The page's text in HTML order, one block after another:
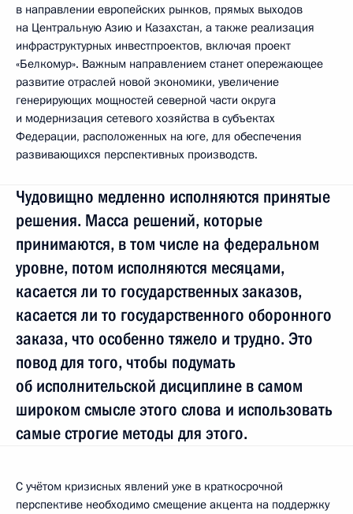
в направлении европейских рынков, прямых выходов
на Центральную Азию и Казахстан, а также реализация
инфраструктурных инвестпроектов, включая проект
«Белкомур». Важным направлением станет опережающее
развитие отраслей новой экономики, увеличение
генерирующих мощностей северной части округа
и модернизация сетевого хозяйства в субъектах
Федерации, расположенных на юге, для обеспечения
развивающихся перспективных производств.
Чудовищно медленно исполняются принятые
решения. Масса решений, которые
принимаются, в том числе на федеральном
уровне, потом исполняются месяцами,
касается ли то государственных заказов,
касается ли то государственного оборонного
заказа, что особенно тяжело и трудно. Это
повод для того, чтобы подумать
об исполнительской дисциплине в самом
широком смысле этого слова и использовать
самые строгие методы для этого.
С учётом кризисных явлений уже в краткосрочной
перспективе необходимо смещение акцента на поддержку